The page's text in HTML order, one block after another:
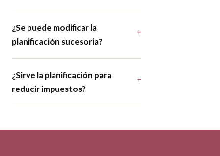
¿Se puede modificar la
planificación sucesoria?
¿Sirve la planificación para
reducir impuestos?